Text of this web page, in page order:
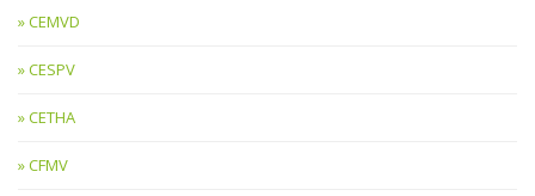
CEMVD
CESPV
CETHA
CFMV